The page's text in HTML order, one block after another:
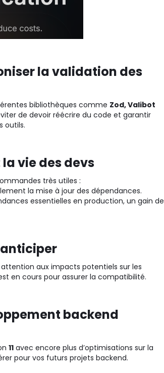
la validation des
bibliothèques comme Zod, Valibot
de devoir réécrire du code et garantir
outils.
vie des devs
très utiles :
la mise à jour des dépendances.
essentielles en production, un gain de
aux impacts potentiels sur les
en cours pour assurer la compatibilité.
backend
11avec encore plus d’optimisations sur la
pour vos futurs projets backend.